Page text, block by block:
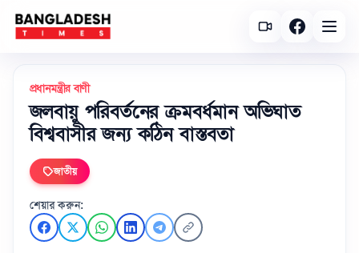
প্রধানমন্ত্রীর বাণী
জলবায়ু পরিবর্তনের ক্রমবর্ধমান অভিঘাত
বিশ্ববাসীর জন্য কঠিন বাস্তবতা
জাতীয়
শেয়ার করুন: